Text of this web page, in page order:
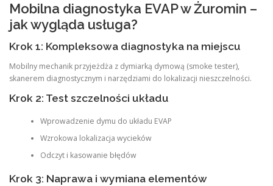
Mobilna diagnostyka EVAP w Żuromin –
jak wygląda usługa?
Krok 1: Kompleksowa diagnostyka na miejscu
Mobilny mechanik przyjeżdża z dymiarką dymową (smoke tester),
skanerem diagnostycznym i narzędziami do lokalizacji nieszczelności.
Krok 2: Test szczelności układu
Wprowadzenie dymu do układu EVAP
Wzrokowa lokalizacja wycieków
Odczyt i kasowanie błędów
Krok 3: Naprawa i wymiana elementów